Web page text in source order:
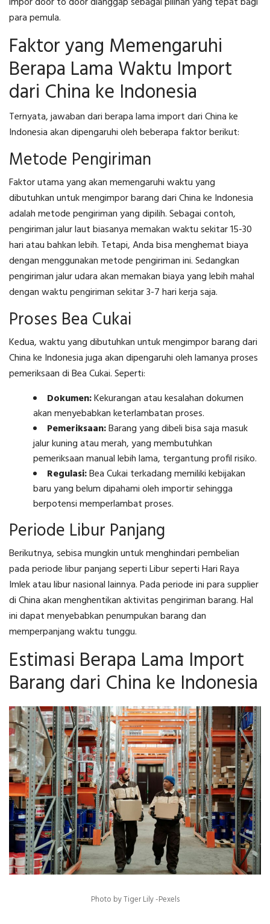
para pemula.
Faktor yang Memengaruhi
Berapa Lama Waktu Import
dari China ke Indonesia
Ternyata, jawaban dariberapa lama import dari China ke
Indonesiaakan dipengaruhi oleh beberapa faktor berikut:
Metode Pengiriman
Faktor utama yang akan memengaruhi waktu yang
dibutuhkan untuk mengimpor barang dari China ke Indonesia
adalah metode pengiriman yang dipilih. Sebagai contoh,
pengiriman jalur laut biasanya memakan waktu sekitar 15-30
hari atau bahkan lebih. Tetapi, Anda bisa menghemat biaya
dengan menggunakan metode pengiriman ini. Sedangkan
pengiriman jalur udara akan memakan biaya yang lebih mahal
dengan waktu pengiriman sekitar 3-7 hari kerja saja.
Proses Bea Cukai
Kedua, waktu yang dibutuhkan untuk mengimpor barang dari
China ke Indonesia juga akan dipengaruhi oleh lamanya proses
pemeriksaan di Bea Cukai. Seperti:
Dokumen:Kekurangan atau kesalahan dokumen
akan menyebabkan keterlambatan proses.
Pemeriksaan:Barang yang dibeli bisa saja masuk
jalur kuning atau merah, yang membutuhkan
pemeriksaan manual lebih lama, tergantung profil risiko.
Regulasi:Bea Cukai terkadang memiliki kebijakan
baru yang belum dipahami oleh importir sehingga
berpotensi memperlambat proses.
Periode Libur Panjang
Berikutnya, sebisa mungkin untuk menghindari pembelian
pada periode libur panjang seperti Libur seperti Hari Raya
Imlek atau libur nasional lainnya. Pada periode ini para supplier
di China akan menghentikan aktivitas pengiriman barang. Hal
ini dapat menyebabkan penumpukan barang dan
memperpanjang waktu tunggu.
Estimasi Berapa Lama Import
Barang dari China ke Indonesia
Photo by Tiger Lily -Pexels